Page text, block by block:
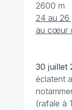
2600 m
24 au 26
au cœur
30 juillet
éclatent
(rafale à